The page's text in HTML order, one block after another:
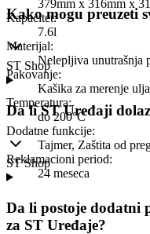
379mm x 316mm x
Kapacitet:
7.6l
Materijal:
Nelepljiva unutrašnja
Pakovanje:
Kašika za merenje ulja
Temperatura:
do 200°C
Dodatne funkcije:
Tajmer, Zaštita od
Reklamacioni period:
24 meseca
Kako mogu preuzeti
ST Shop
Da li ST Uređaji
ST Shop
Da li postoje dodatni
za ST Uređaje?